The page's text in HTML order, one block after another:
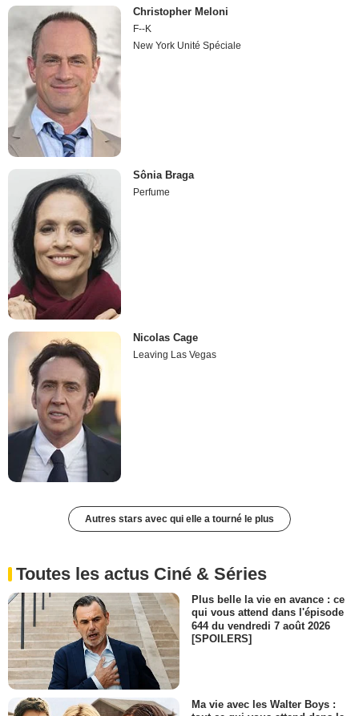
Christopher Meloni
F--K
New York Unité Spéciale
Sônia Braga
Perfume
Nicolas Cage
Leaving Las Vegas
Autres stars avec qui elle a tourné le plus
Toutes les actus Ciné & Séries
Plus belle la vie en avance : ce
qui vous attend dans l'épisode
644 du vendredi 7 août 2026
[SPOILERS]
Ma vie avec les Walter Boys :